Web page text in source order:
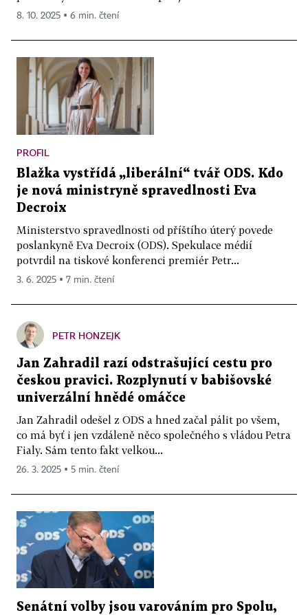
8. 10. 2025 ▪ 6 min. čtení
PROFIL
Blažka vystřídá „liberální“ tvář ODS. Kdo
je nová ministryně spravedlnosti Eva
Decroix
Ministerstvo spravedlnosti od příštího úterý povede
poslankyně Eva Decroix (ODS). Spekulace médií
potvrdil na tiskové konferenci premiér Petr...
3. 6. 2025 ▪ 7 min. čtení
PETR HONZEJK
Jan Zahradil razí odstrašující cestu pro
českou pravici. Rozplynutí v babišovské
univerzální hnědé omáčce
Jan Zahradil odešel z ODS a hned začal pálit po všem,
co má byť i jen vzdáleně něco společného s vládou Petra
Fialy. Sám tento fakt velkou...
26. 3. 2025 ▪ 5 min. čtení
Senátní volby jsou varováním pro Spolu,